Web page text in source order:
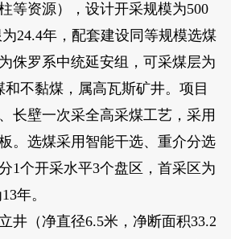
等资源），设计开采规模为500
24.4年，配套建设同等规模选煤
侏罗系中统延安组，可采煤层为
不黏煤，属高瓦斯矿井。项目
长壁一次采全高采煤工艺，采用
。选煤采用智能干选、重介分选
1个开采水平3个盘区，首采区为
年。
（净直径6.5米，净断面积33.2